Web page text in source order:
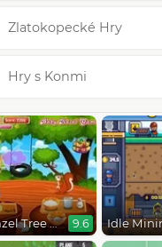
Zlatokopecké Hry
Hry s Konmi
Baby Hazel Tree House 9.6